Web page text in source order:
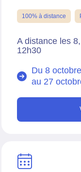
100% à distance
A distance les
12h30
Du 8
au 27